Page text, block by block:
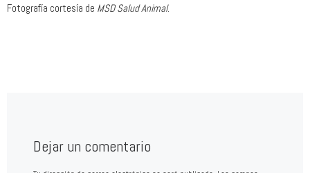
Fotografía cortesía de MSD Salud Animal.
Dejar un comentario